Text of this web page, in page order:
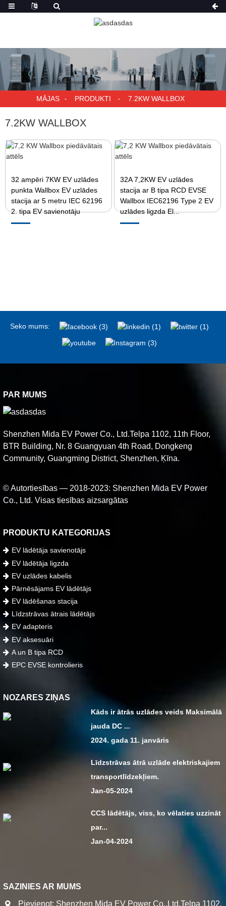
MĀJAS PRODUKTI 7.2KW WALLBOX
7.2KW WALLBOX
32 ampēri 7KW EV uzlādes
punkta Wallbox EV uzlādes
stacija ar 5 metru IEC 62196
2. tipa EV savienotāju
32A 7,2KW EV uzlādes
stacija ar B tipa RCD EVSE
Wallbox IEC62196 Type 2 EV
uzlādes ligzda El...
Seko mums:
PAR MUMS
Shenzhen Mida EV Power Co., Ltd.Telpa 1102, 11th Floor,
BTR Building, Nr. 8 Guangyuan 4th Road, Dongkeng
Community, Guangming District, Shenzhen, Ķīna.
© Autortiesības — 2018-2023: Shenzhen Mida EV Power
Co., Ltd. Visas tiesības aizsargātas
PRODUKTU KATEGORIJAS
EV lādētāja savienotājs
EV lādētāja ligzda
EV uzlādes kabelis
Pārnēsājams EV lādētājs
EV lādēšanas stacija
Līdzstrāvas ātrais lādētājs
EV adapteris
EV aksesuāri
A un B tipa RCD
EPC EVSE kontrolieris
NOZARES ZIŅAS
Kāds ir ātrās uzlādes veids Maksimālā
jauda DC ...
2024. gada 11. janvāris
Līdzstrāvas ātrā uzlāde elektriskajiem
transportlīdzekļiem.
Jan-05-2024
CCS lādētājs, viss, ko vēlaties uzzināt
par...
Jan-04-2024
SAZINIES AR MUMS
Pievienot: Shenzhen Mida EV Power Co.,Ltd.Telpa 1102,